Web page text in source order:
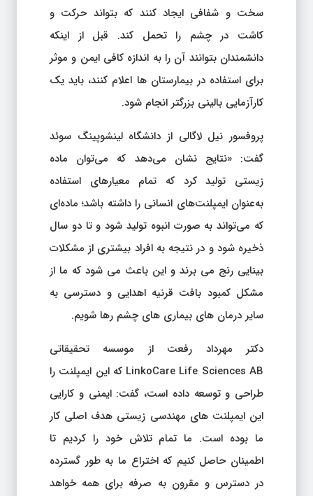
سخت و شفافی ایجاد کنند که بتواند حرکت و
کاشت در چشم را تحمل کند. قبل از اینکه
دانشمندان بتوانند آن را به اندازه کافی ایمن و موثر
برای استفاده در بیمارستان ها اعلام کنند، باید یک
کارآزمایی بالینی بزرگتر انجام شود.
پروفسور نیل لاگالی از دانشگاه لینشوپینگ سوئد
گفت: «نتایج نشان می‌دهد که می‌توان ماده
زیستی تولید کرد که تمام معیارهای استفاده
به‌عنوان ایمپلنت‌های انسانی را داشته باشد؛ ماده‌ای
که می‌تواند به صورت انبوه تولید شود و تا دو سال
ذخیره شود و در نتیجه به افراد بیشتری از مشکلات
بینایی رنج می برند و این باعث می شود که ما از
مشکل کمبود بافت قرنیه اهدایی و دسترسی به
سایر درمان های بیماری های چشم رها شویم.
دکتر مهرداد رفعت از موسسه تحقیقاتی
LinkoCare Life Sciences AB که این ایمپلنت را
طراحی و توسعه داده است، گفت: ایمنی و کارایی
این ایمپلنت های مهندسی زیستی هدف اصلی کار
ما بوده است. ما تمام تلاش خود را کردیم تا
اطمینان حاصل کنیم که اختراع ما به طور گسترده
در دسترس و مقرون به صرفه برای همه خواهد